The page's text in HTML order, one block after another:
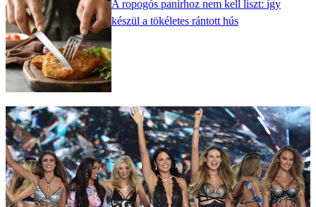
A ropogós panírhoz nem kell liszt: így
készül a tökéletes rántott hús